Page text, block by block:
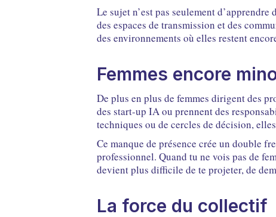
Le sujet n’est pas seulement
des espaces de transmission et des
des environnements où elles restent
Femmes encore
De plus en plus de femmes dirigent des
des start-up IA ou prennent des
techniques ou de cercles de décision,
Ce manque de présence crée un double
professionnel. Quand tu ne vois pas de
devient plus difficile de te projeter, de
La force du collectif